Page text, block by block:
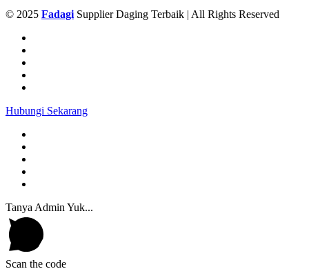
© 2025 FadagiSupplier Daging Terbaik | All Rights Reserved
Hubungi Sekarang
Tanya Admin Yuk...
Scan the code